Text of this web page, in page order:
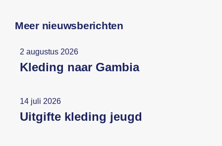
Meer nieuwsberichten
2 augustus 2026
Kleding naar Gambia
14 juli 2026
Uitgifte kleding jeugd